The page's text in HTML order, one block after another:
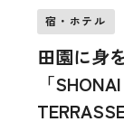
宿・ホテル
田園に身
「